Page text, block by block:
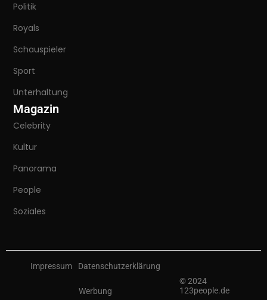
Politik
Royals
Schauspieler
Sport
Unterhaltung
Magazin
Celebrity
Kultur
Panorama
People
Soziales
© 2024
123people.de
Impressum Datenschutzerklärung
Werbung